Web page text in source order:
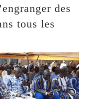
des
tous les